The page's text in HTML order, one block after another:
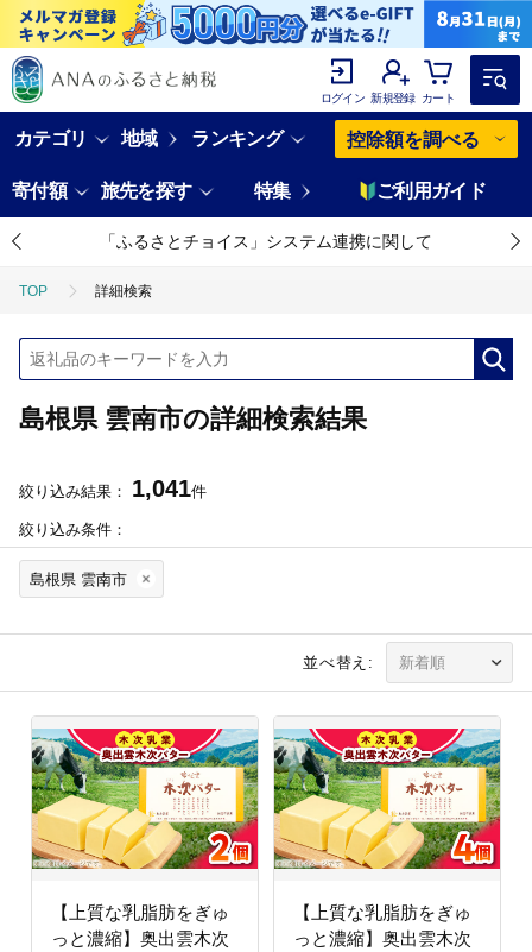
ログイン 新規登録 カート
カテゴリ 地域 ランキング 控除額を調べる
寄付額 旅先を探す 特集 ご利用ガイド
「ふるさとチョイス」システム連携に関して
TOP 詳細検索
島根県 雲南市の詳細検索結果
絞り込み結果： 1,041件
絞り込み条件：
島根県 雲南市
並べ替え:
【上質な乳脂肪をぎゅ
っと濃縮】奥出雲木次
【上質な乳脂肪をぎゅ
っと濃縮】奥出雲木次